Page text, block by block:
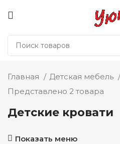
Главная Детская мебель
Представлено 2 товара
Детские кровати
Показать меню